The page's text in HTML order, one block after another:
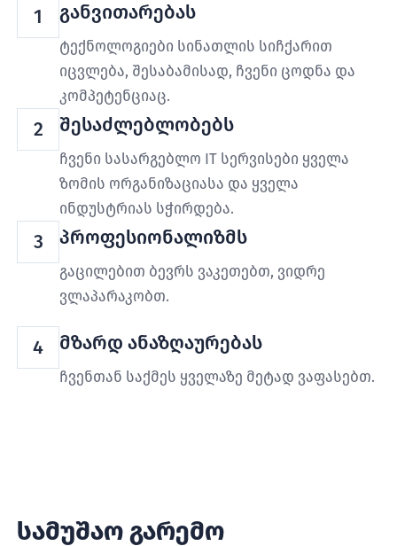
1 განვითარებას
ტექნოლოგიები სინათლის სიჩქარით
იცვლება, შესაბამისად, ჩვენი ცოდნა და
კომპეტენციაც.
2 შესაძლებლობებს
ჩვენი სასარგებლო IT სერვისები ყველა
ზომის ორგანიზაციასა და ყველა
ინდუსტრიას სჭირდება.
3 პროფესიონალიზმს
გაცილებით ბევრს ვაკეთებთ, ვიდრე
ვლაპარაკობთ.
4 მზარდ ანაზღაურებას
ჩვენთან საქმეს ყველაზე მეტად ვაფასებთ.
სამუშაო გარემო